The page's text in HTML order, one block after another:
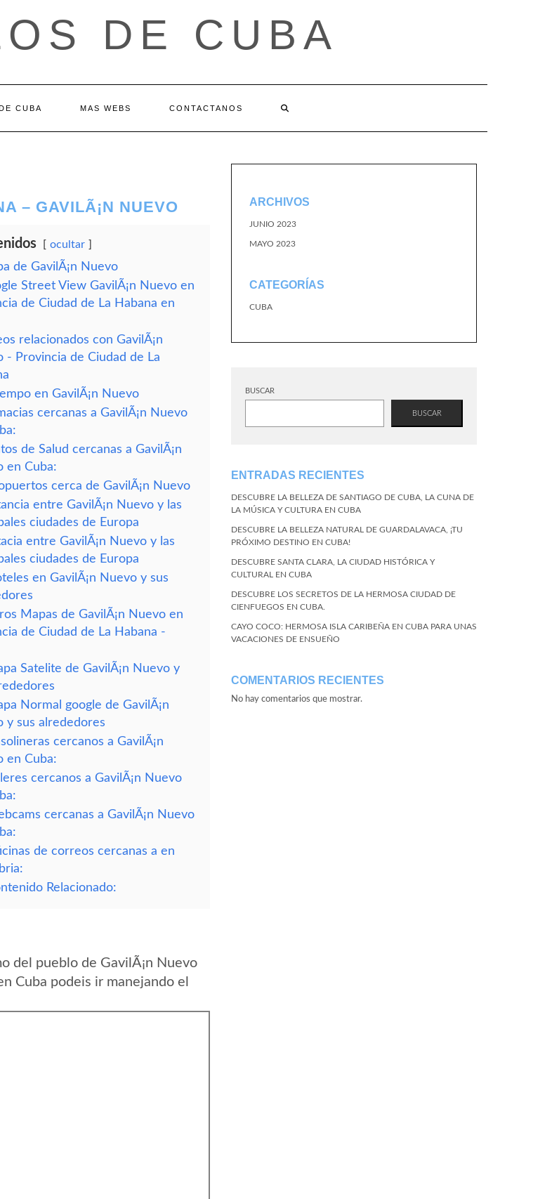
DE CUBA
CUBA MAS WEBS CONTACTANOS
– GAVILÃ¡N NUEVO
ocultar
de GavilÃ¡n Nuevo
Street View GavilÃ¡n Nuevo en
de Ciudad de La Habana en
relacionados con GavilÃ¡n
- Provincia de Ciudad de La
en GavilÃ¡n Nuevo
cercanas a GavilÃ¡n Nuevo
de Salud cercanas a GavilÃ¡n
en Cuba:
cerca de GavilÃ¡n Nuevo
entre GavilÃ¡n Nuevo y las
ciudades de Europa
entre GavilÃ¡n Nuevo y las
ciudades de Europa
en GavilÃ¡n Nuevo y sus
Mapas de GavilÃ¡n Nuevo en
de Ciudad de La Habana -
Satelite de GavilÃ¡n Nuevo y
Normal google de GavilÃ¡n
y sus alrededores
cercanos a GavilÃ¡n
en Cuba:
cercanos a GavilÃ¡n Nuevo
cercanas a GavilÃ¡n Nuevo
de correos cercanas a en
Relacionado:
del pueblo de GavilÃ¡n Nuevo
Cuba podeis ir manejando el
ARCHIVOS
JUNIO 2023
MAYO 2023
CATEGORÍAS
CUBA
BUSCAR
BUSCAR
ENTRADAS RECIENTES
DESCUBRE LA BELLEZA DE SANTIAGO DE CUBA, LA CUNA DE
LA MÚSICA Y CULTURA EN CUBA
DESCUBRE LA BELLEZA NATURAL DE GUARDALAVACA, ¡TU
PRÓXIMO DESTINO EN CUBA!
DESCUBRE SANTA CLARA, LA CIUDAD HISTÓRICA Y
CULTURAL EN CUBA
DESCUBRE LOS SECRETOS DE LA HERMOSA CIUDAD DE
CIENFUEGOS EN CUBA.
CAYO COCO: HERMOSA ISLA CARIBEÑA EN CUBA PARA UNAS
VACACIONES DE ENSUEÑO
COMENTARIOS RECIENTES
No hay comentarios que mostrar.